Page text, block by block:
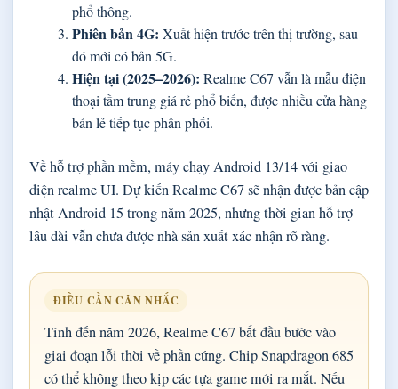
phổ thông.
Phiên bản 4G: Xuất hiện trước trên thị trường, sau
đó mới có bản 5G.
Hiện tại (2025–2026): Realme C67 vẫn là mẫu điện
thoại tầm trung giá rẻ phổ biến, được nhiều cửa hàng
bán lẻ tiếp tục phân phối.
Về hỗ trợ phần mềm, máy chạy Android 13/14 với giao
diện realme UI. Dự kiến Realme C67 sẽ nhận được bản cập
nhật Android 15 trong năm 2025, nhưng thời gian hỗ trợ
lâu dài vẫn chưa được nhà sản xuất xác nhận rõ ràng.
ĐIỀU CẦN CÂN NHẮC
Tính đến năm 2026, Realme C67 bắt đầu bước vào
giai đoạn lỗi thời về phần cứng. Chip Snapdragon 685
có thể không theo kịp các tựa game mới ra mắt. Nếu